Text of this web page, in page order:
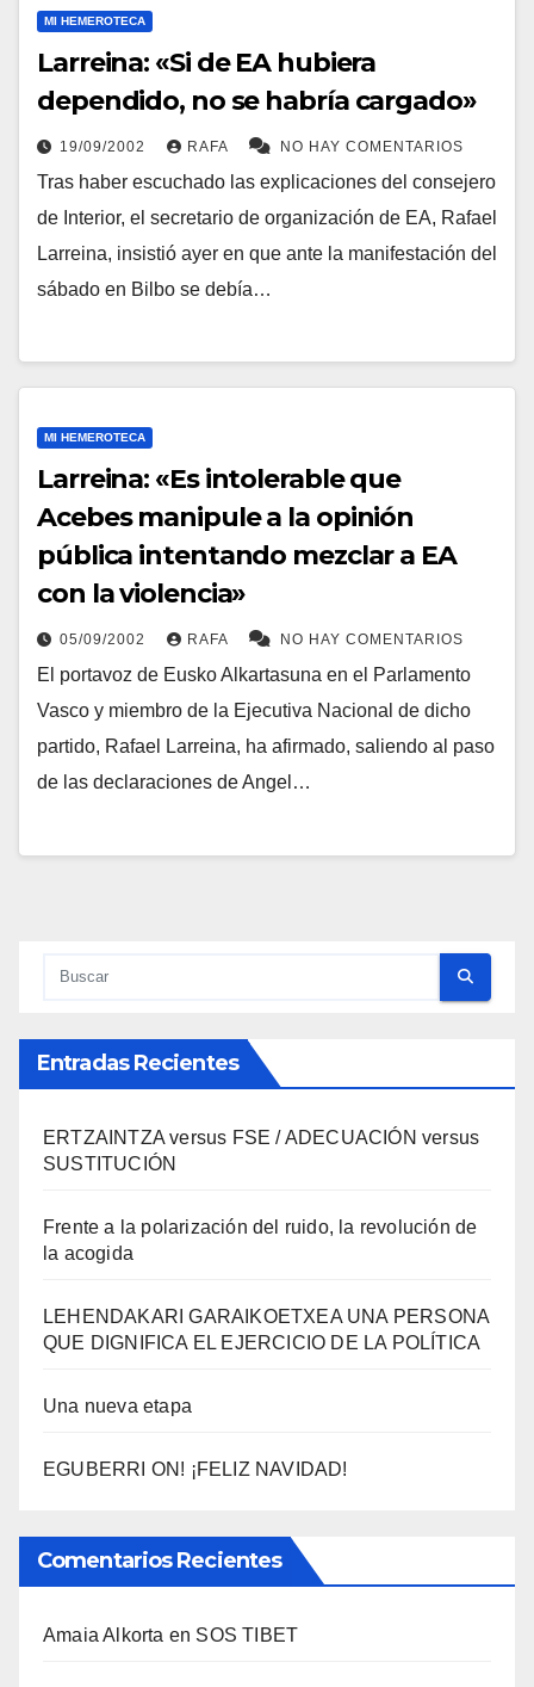
MI HEMEROTECA
Larreina: «Si de EA hubiera
dependido, no se habrí­a cargado»
19/09/2002 RAFA NO HAY COMENTARIOS
Tras haber escuchado las explicaciones del consejero
de Interior, el secretario de organización de EA, Rafael
Larreina, insistió ayer en que ante la manifestación del
sábado en Bilbo se debí­a…
MI HEMEROTECA
Larreina: «Es intolerable que
Acebes manipule a la opinión
pública intentando mezclar a EA
con la violencia»
05/09/2002 RAFA NO HAY COMENTARIOS
El portavoz de Eusko Alkartasuna en el Parlamento
Vasco y miembro de la Ejecutiva Nacional de dicho
partido, Rafael Larreina, ha afirmado, saliendo al paso
de las declaraciones de Angel…
Entradas Recientes
ERTZAINTZA versus FSE / ADECUACIÓN versus
SUSTITUCIÓN
Frente a la polarización del ruido, la revolución de
la acogida
LEHENDAKARI GARAIKOETXEA UNA PERSONA
QUE DIGNIFICA EL EJERCICIO DE LA POLÍTICA
Una nueva etapa
EGUBERRI ON! ¡FELIZ NAVIDAD!
Comentarios Recientes
Amaia Alkorta en SOS TIBET